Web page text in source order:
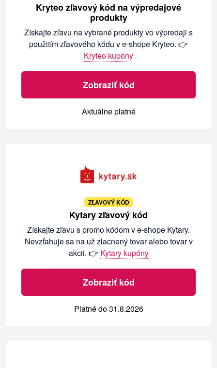
Kryteo zľavový kód na výpredajové
produkty
Získajte zľavu na vybrané produkty vo výpredaji s
použitím zľavového kódu v e-shope Kryteo. 👉
Kryteo kupóny
Zobraziť kód
Aktuálne platné
ZĽAVOVÝ KÓD
Kytary zľavový kód
Získajte zľavu s promo kódom v e-shope Kytary.
Nevzťahuje sa na už zlacnený tovar alebo tovar v
akcii. 👉 Kytary kupóny
Zobraziť kód
Platné do 31.8.2026